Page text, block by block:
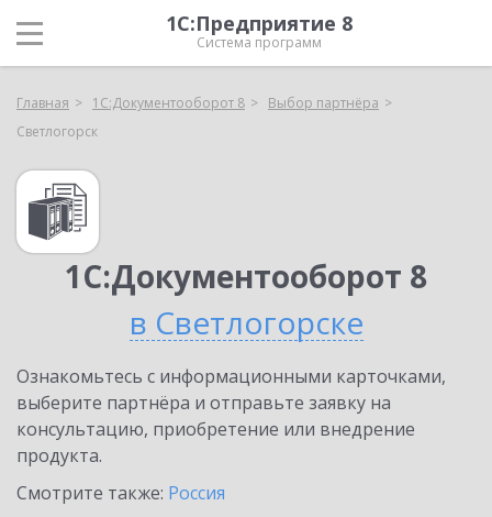
1С:Предприятие 8
Система программ
Главная 1С:Документооборот 8
Выбор партнёра
Светлогорск
1С:Документооборот 8
в Светлогорске
Ознакомьтесь с информационными карточками,
выберите партнёра и отправьте заявку на
консультацию, приобретение или внедрение
продукта.
Смотрите также: Россия